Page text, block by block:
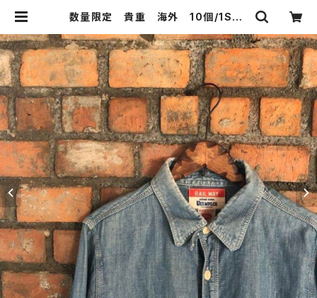
数量限定 貴重 海外 10個/1SET
ク リフォーム リノベーション 素
材 改装 新築 店舗 自宅 住宅
| 51WORKS